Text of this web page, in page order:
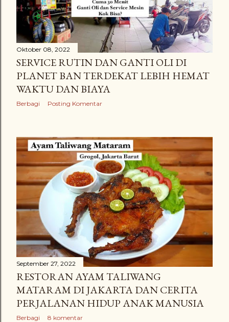
Oktober 08, 2022
SERVICE RUTIN DAN GANTI OLI DI
PLANET BAN TERDEKAT LEBIH HEMAT
WAKTU DAN BIAYA
Berbagi Posting Komentar
September 27, 2022
RESTORAN AYAM TALIWANG
MATARAM DI JAKARTA DAN CERITA
PERJALANAN HIDUP ANAK MANUSIA
Berbagi 8 komentar